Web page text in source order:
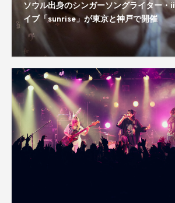
ソウル出身のシンガーソングライター・
イブ「sunrise」が東京と神戸で開催